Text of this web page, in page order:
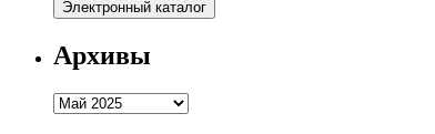
Архивы
Архивы